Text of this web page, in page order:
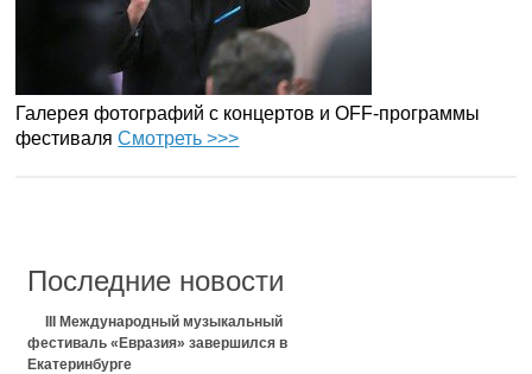
Галерея фотографий с концертов и OFF-программы
фестиваляСмотреть >>>
Последние новости
III Международный музыкальный
фестиваль «Евразия» завершился в
Екатеринбурге